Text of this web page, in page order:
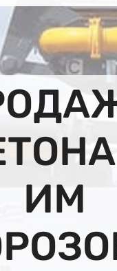
ИМ